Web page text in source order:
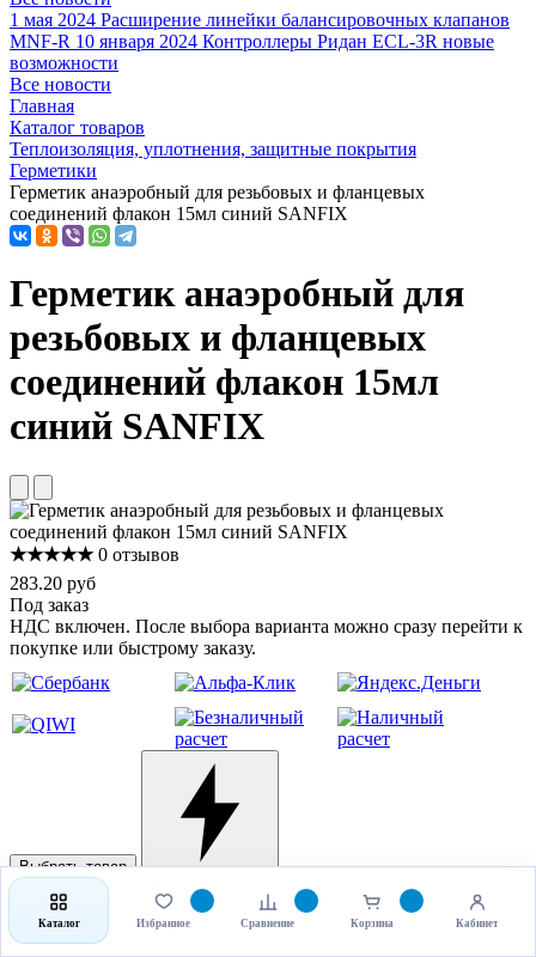
1 мая 2024 Расширение линейки балансировочных клапанов
MNF-R 10 января 2024 Контроллеры Ридан ECL-3R новые
возможности
Все новости
Главная
Каталог товаров
Теплоизоляция, уплотнения, защитные покрытия
Герметики
Герметик анаэробный для резьбовых и фланцевых
соединений флакон 15мл синий SANFIX
Герметик анаэробный для
резьбовых и фланцевых
соединений флакон 15мл
синий SANFIX
★★★★★ 0 отзывов
283.20 руб
Под заказ
НДС включен. После выбора варианта можно сразу перейти к
покупке или быстрому заказу.
Выбрать товар
Каталог Избранное Сравнение Корзина Кабинет